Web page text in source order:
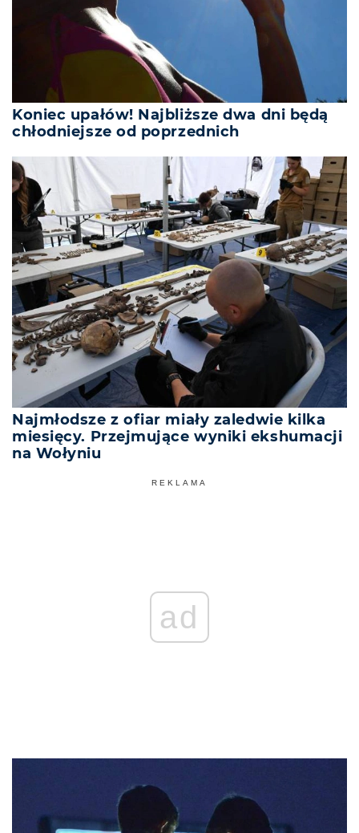
Koniec upałów! Najbliższe dwa dni będą
chłodniejsze od poprzednich
Najmłodsze z ofiar miały zaledwie kilka
miesięcy. Przejmujące wyniki ekshumacji
na Wołyniu
REKLAMA
ad